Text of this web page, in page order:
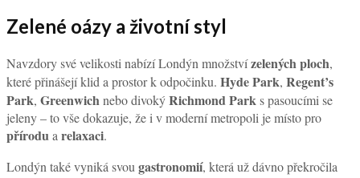
Zelené oázy a životní styl
Navzdory své velikosti nabízí Londýn množstvízelených ploch,
které přinášejí klid a prostor k odpočinku. Hyde Park, Regent’s
Park, Greenwichnebo divokýRichmond Parks pasoucími se
jeleny – to vše dokazuje, že i v moderní metropoli je místo pro
příroduarelaxaci.
Londýn také vyniká svougastronomií, která už dávno překročila